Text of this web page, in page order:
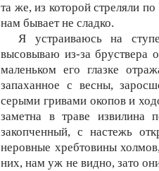
та же, из которой стреляли
нам бывает не сладко.
Я устраиваюсь на
высовываю из-за бруствера
маленьком его глазке
запаханное с весны,
серыми гривами окопов и
заметна в траве извилина
закопченный, с настежь
неровные хребтовины
них, нам уж не видно, зато